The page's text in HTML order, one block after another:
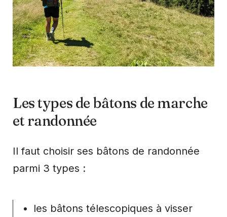
Les types de bâtons de marche
et randonnée
Il faut choisir ses bâtons de randonnée
parmi 3 types :
les bâtons télescopiques à visser